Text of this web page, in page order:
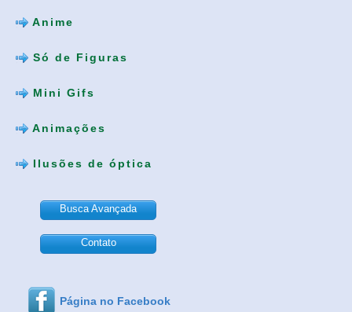
Anime
Só de Figuras
Mini Gifs
Animações
Ilusões de óptica
Busca Avançada
Contato
Página no Facebook